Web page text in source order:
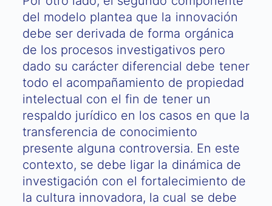
del modelo plantea que la innovación
debe ser derivada de forma orgánica
de los procesos investigativos pero
dado su carácter diferencial debe tener
todo el acompañamiento de propiedad
intelectual con el fin de tener un
respaldo jurídico en los casos en que la
transferencia de conocimiento
presente alguna controversia. En este
contexto, se debe ligar la dinámica de
investigación con el fortalecimiento de
la cultura innovadora, la cual se debe